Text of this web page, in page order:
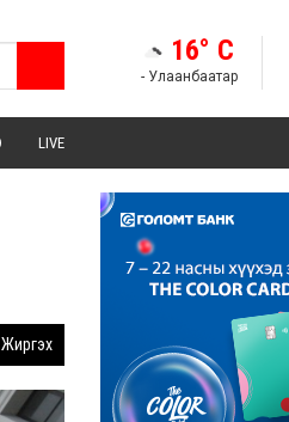
16° C
- Улаанбаатар
LIVE
Жиргэх